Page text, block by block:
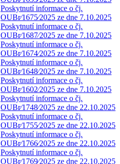
Poskytnutí informace o čj.
OUBr⁄1675⁄2025 ze dne 7.10.2025
Poskytnutí informace o čj.
OUBr⁄1687⁄2025 ze dne 7.10.2025
Poskytnutí informace o čj.
OUBr⁄1674⁄2025 ze dne 7.10.2025
Poskytnutí informace o čj.
OUBr⁄1648⁄2025 ze dne 7.10.2025
Poskytnutí informace o čj.
OUBr⁄1602⁄2025 ze dne 7.10.2025
Poskytnutí informace o čj.
OUBr⁄1748⁄2025 ze dne 22.10.2025
Poskytnutí informace o čj.
OUBr⁄1755⁄2025 ze dne 22.10.2025
Poskytnutí informace o čj.
OUBr⁄1766⁄2025 ze dne 22.10.2025
Poskytnutí informace o čj.
OUBr⁄1769⁄2025 ze dne 22.10.2025